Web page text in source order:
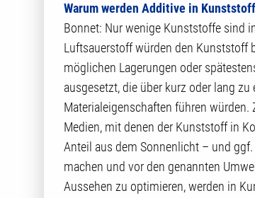
Warum werden Additive in
Bonnet: Nur wenige Kunststoffe sind
Luftsauerstoff würden den Kunststoff
möglichen Lagerungen oder
ausgesetzt, die über kurz oder lang
Materialeigenschaften führen
Medien, mit denen der Kunststoff in
Anteil aus dem Sonnenlicht – und
machen und vor den genannten
Aussehen zu optimieren, werden in